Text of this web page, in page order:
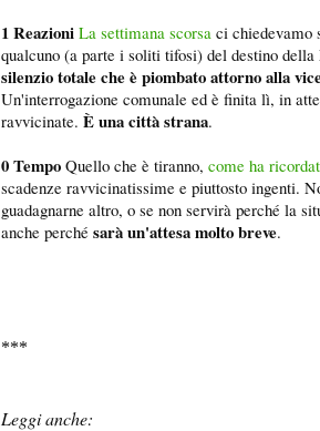
1 Reazioni La settimana scorsa ci chiedevamo
qualcuno (a parte i soliti tifosi) del destino della
silenzio totale che è piombato attorno alla
Un'interrogazione comunale ed è finita lì, in
ravvicinate. È una città strana.
0 Tempo Quello che è tiranno, come ha
scadenze ravvicinatissime e piuttosto ingenti.
guadagnarne altro, o se non servirà perché la
anche perché sarà un'attesa molto breve.
***
Leggi anche: